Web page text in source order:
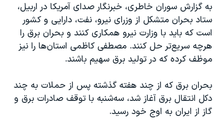
چهل سال گروگان‌گیری
قانون شفافیت دارائی کادر رهبری ایران
اعتراضات مردمی آبان ۹۸
اسرائیل در جنگ
نرگس محمدی برنده جایزه نوبل صلح
همایش محافظه‌کاران آمریکا «سی‌پک»
صفحه‌های ویژه
به گزارش سوران خاطری، خبرنگار صدای آمریکا در اربیل،
ستاد بحران متشکل از وزرای نیرو، نفت، دارایی و کشور
است که باید با وزارت نیرو همکاری کنند و بحران برق را
هرچه سریع‌تر حل کنند. مصطفی کاظمی استان‌ها را نیز
موظف کرده که در تولید برق سهیم باشند.
بحران برق که از چند هفته گذشته پس از حملات به چند
دکل انتقال برق آغاز شد، سه‌شنبه با توقف صادرات برق و
گاز از ایران به اوج خود رسید.